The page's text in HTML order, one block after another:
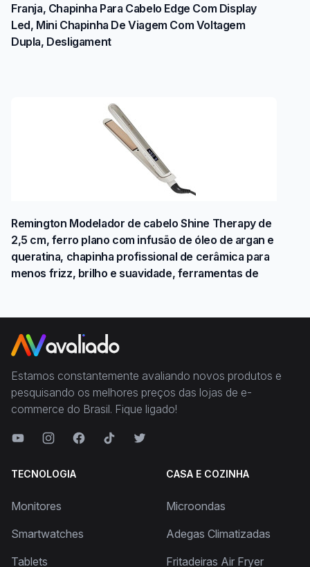
Franja, Chapinha Para Cabelo Edge Com Display
Led, Mini Chapinha De Viagem Com Voltagem
Dupla, Desligament
Remington Modelador de cabelo Shine Therapy de
2,5 cm, ferro plano com infusão de óleo de argan e
queratina, chapinha profissional de cerâmica para
menos frizz, brilho e suavidade, ferramentas de
Estamos constantemente avaliando novos produtos e
pesquisando os melhores preços das lojas de e-
commerce do Brasil. Fique ligado!
TECNOLOGIA
Monitores
Smartwatches
Tablets
CASA E COZINHA
Microondas
Adegas Climatizadas
Fritadeiras Air Fryer